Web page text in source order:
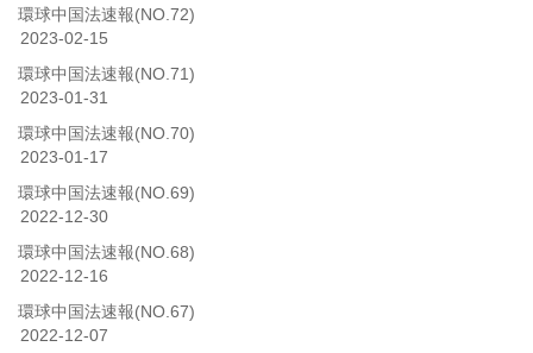
環球中国法速報(NO.72)
2023-02-15
環球中国法速報(NO.71)
2023-01-31
環球中国法速報(NO.70)
2023-01-17
環球中国法速報(NO.69)
2022-12-30
環球中国法速報(NO.68)
2022-12-16
環球中国法速報(NO.67)
2022-12-07